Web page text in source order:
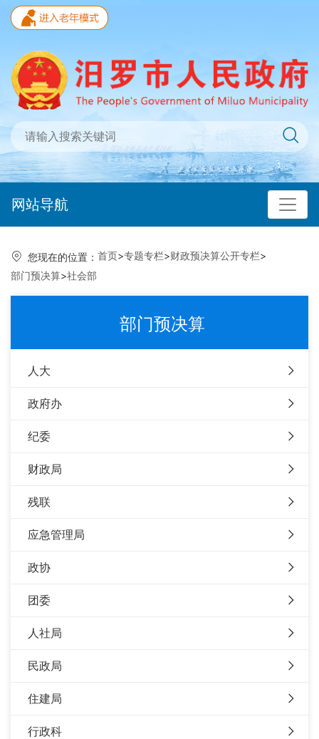
网站导航
您现在的位置： 首页>专题专栏>财政预决算公开专栏>
部门预决算>社会部
部门预决算
人大
政府办
纪委
财政局
残联
应急管理局
政协
团委
人社局
民政局
住建局
行政科